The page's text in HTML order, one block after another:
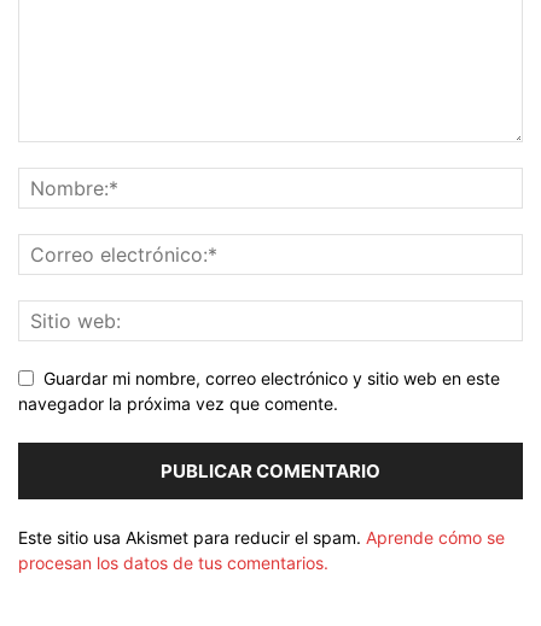
Guardar mi nombre, correo electrónico y sitio web en este
navegador la próxima vez que comente.
Este sitio usa Akismet para reducir el spam. Aprende cómo se
procesan los datos de tus comentarios.